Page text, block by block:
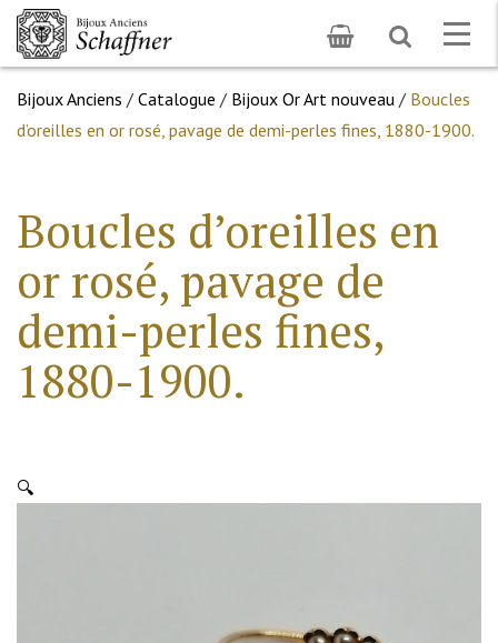
Toggle
search
Bijoux Anciens / Catalogue / Bijoux Or Art nouveau / Boucles
d’oreilles en or rosé, pavage de demi-perles fines, 1880-1900.
Boucles d’oreilles en
or rosé, pavage de
demi-perles fines,
1880-1900.
🔍